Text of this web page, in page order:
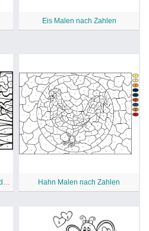
Eis Malen nach Zahlen
Oak Tree Color by Number for Adults Hahn Malen nach Zahlen